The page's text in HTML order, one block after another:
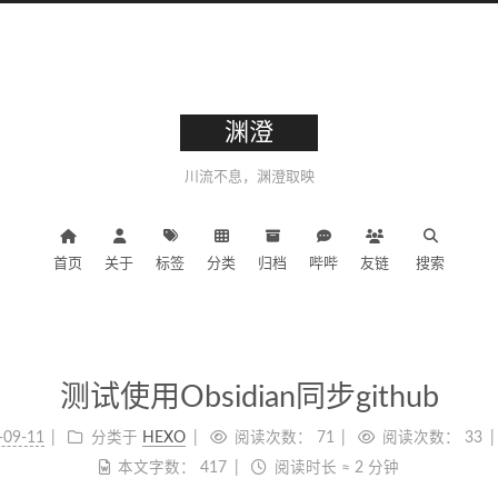
渊澄
川流不息，渊澄取映
首页 关于 标签 分类 归档 哔哔 友链 搜索
测试使用Obsidian同步github
11 分类于 HEXO 阅读次数： 71 阅读次数： 33
本文字数：
417 阅读时长 ≈ 2 分钟